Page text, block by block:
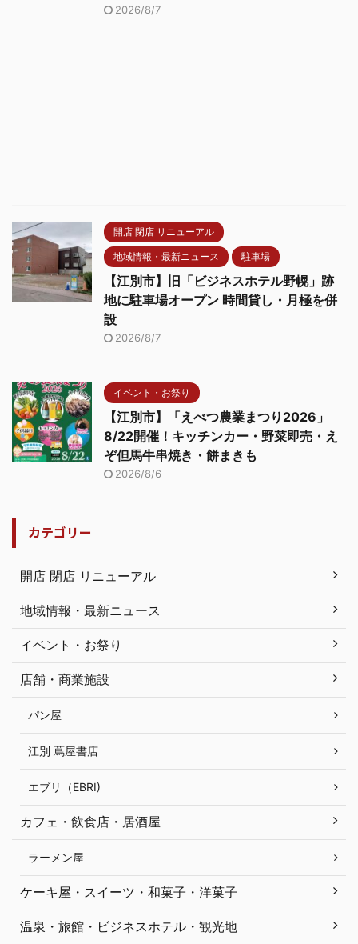
2026/8/7
開店 閉店 リニューアル
地域情報・最新ニュース 駐車場
【江別市】旧「ビジネスホテル野幌」跡
地に駐車場オープン 時間貸し・月極を併
設
2026/8/7
イベント・お祭り
【江別市】「えべつ農業まつり2026」
8/22開催！キッチンカー・野菜即売・え
ぞ但馬牛串焼き・餅まきも
2026/8/6
カテゴリー
開店 閉店 リニューアル
地域情報・最新ニュース
イベント・お祭り
店舗・商業施設
パン屋
江別 蔦屋書店
エブリ（EBRI)
カフェ・飲食店・居酒屋
ラーメン屋
ケーキ屋・スイーツ・和菓子・洋菓子
温泉・旅館・ビジネスホテル・観光地